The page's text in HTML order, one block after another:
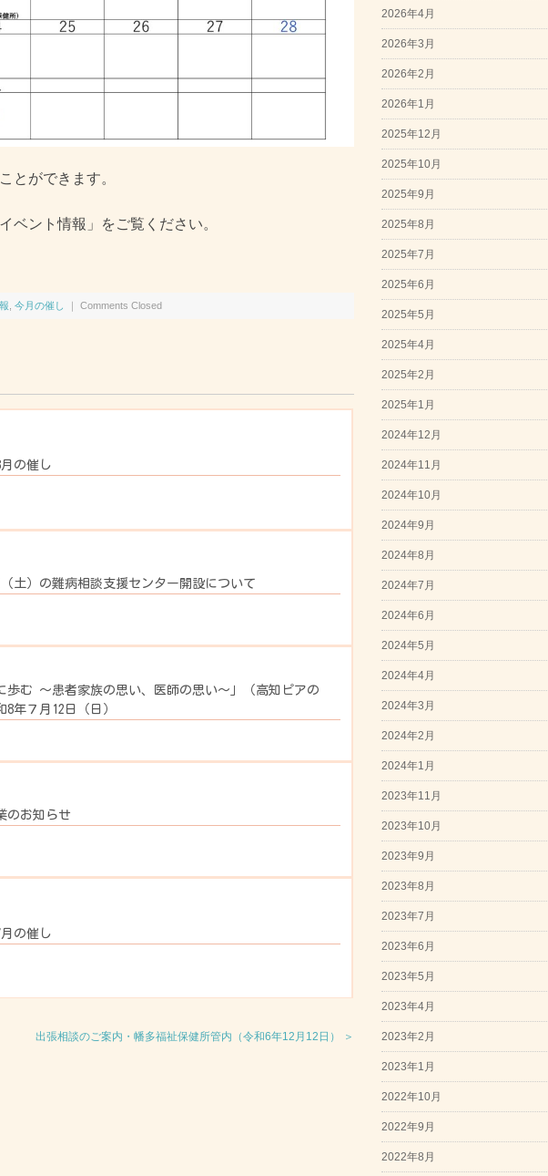
とができます。
ベント情報」をご覧ください。
今月の催し Comments Closed
の催し
（土）の難病相談支援センター開設について
歩む ～患者家族の思い、医師の思い～」（高知ピアの
8年７月12日（日）
のお知らせ
の催し
出張相談のご案内・幡多福祉保健所管内（令和6年12月12日） ＞
2026年4月
2026年3月
2026年2月
2026年1月
2025年12月
2025年10月
2025年9月
2025年8月
2025年7月
2025年6月
2025年5月
2025年4月
2025年2月
2025年1月
2024年12月
2024年11月
2024年10月
2024年9月
2024年8月
2024年7月
2024年6月
2024年5月
2024年4月
2024年3月
2024年2月
2024年1月
2023年11月
2023年10月
2023年9月
2023年8月
2023年7月
2023年6月
2023年5月
2023年4月
2023年2月
2023年1月
2022年10月
2022年9月
2022年8月